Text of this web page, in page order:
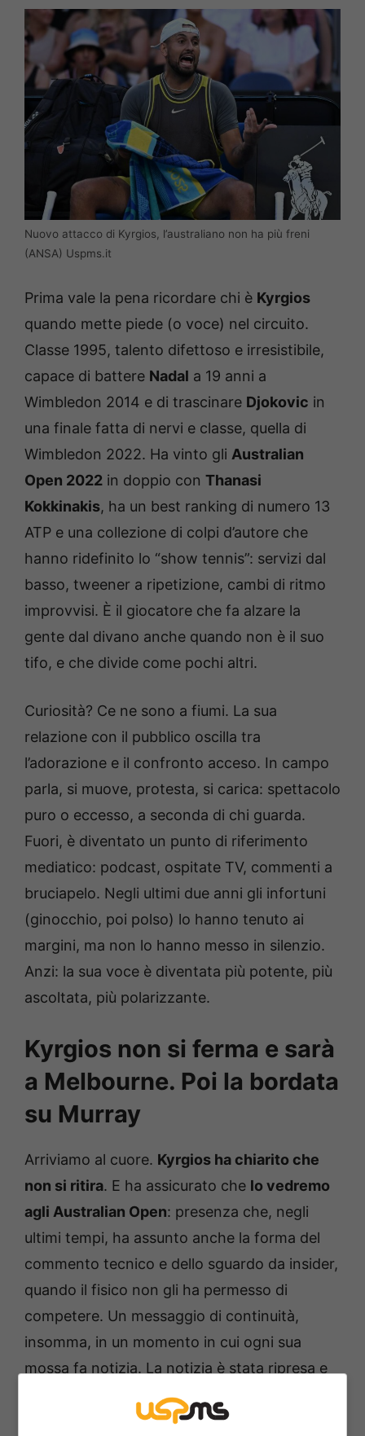
Nuovo attacco di Kyrgios, l’australiano non ha più freni
(ANSA) Uspms.it
Prima vale la pena ricordare chi è Kyrgios
quando mette piede (o voce) nel circuito.
Classe 1995, talento difettoso e irresistibile,
capace di battere Nadal a 19 anni a
Wimbledon 2014 e di trascinare Djokovic in
una finale fatta di nervi e classe, quella di
Wimbledon 2022. Ha vinto gli Australian
Open 2022 in doppio con Thanasi
Kokkinakis, ha un best ranking di numero 13
ATP e una collezione di colpi d’autore che
hanno ridefinito lo “show tennis”: servizi dal
basso, tweener a ripetizione, cambi di ritmo
improvvisi. È il giocatore che fa alzare la
gente dal divano anche quando non è il suo
tifo, e che divide come pochi altri.
Curiosità? Ce ne sono a fiumi. La sua
relazione con il pubblico oscilla tra
l’adorazione e il confronto acceso. In campo
parla, si muove, protesta, si carica: spettacolo
puro o eccesso, a seconda di chi guarda.
Fuori, è diventato un punto di riferimento
mediatico: podcast, ospitate TV, commenti a
bruciapelo. Negli ultimi due anni gli infortuni
(ginocchio, poi polso) lo hanno tenuto ai
margini, ma non lo hanno messo in silenzio.
Anzi: la sua voce è diventata più potente, più
ascoltata, più polarizzante.
Kyrgios non si ferma e sarà
a Melbourne. Poi la bordata
su Murray
Arriviamo al cuore. Kyrgios ha chiarito che
non si ritira. E ha assicurato che lo vedremo
agli Australian Open: presenza che, negli
ultimi tempi, ha assunto anche la forma del
commento tecnico e dello sguardo da insider,
quando il fisico non gli ha permesso di
competere. Un messaggio di continuità,
insomma, in un momento in cui ogni sua
mossa fa notizia. La notizia è stata ripresa e
corroborata da più testate, tra cui
Adnkronos, alla quale l’australiano ha